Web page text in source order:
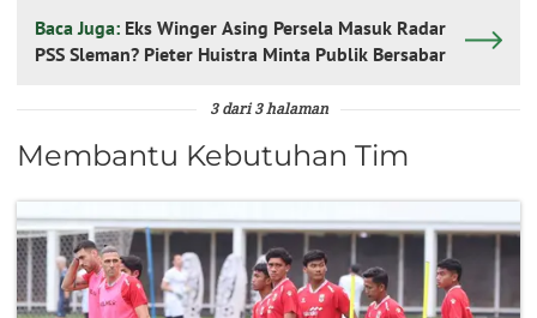
Baca Juga: Eks Winger Asing Persela Masuk Radar
PSS Sleman? Pieter Huistra Minta Publik Bersabar
3 dari 3 halaman
Membantu Kebutuhan Tim